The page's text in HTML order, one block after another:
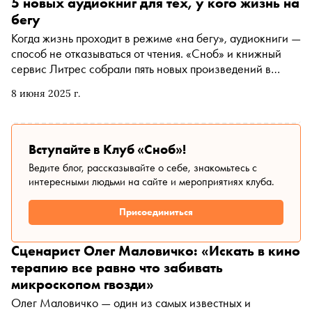
и впервые — театр «Мастерская Петра Фоменко»
8 июня 2025 г.
бегу
Когда жизнь проходит в режиме «на бегу», аудиокниги —
способ не отказываться от чтения. «Сноб» и книжный
сервис Литрес собрали пять новых произведений в
Вступайте в Клуб «Сноб»!
Ведите блог, рассказывайте о себе, знакомьтесь с
интересными людьми на сайте и мероприятиях клуба.
Присоединиться
Сценарист Олег Маловичко: «Искать в кино
терапию все равно что забивать
микроскопом гвозди»
Олег Маловичко — один из самых известных и